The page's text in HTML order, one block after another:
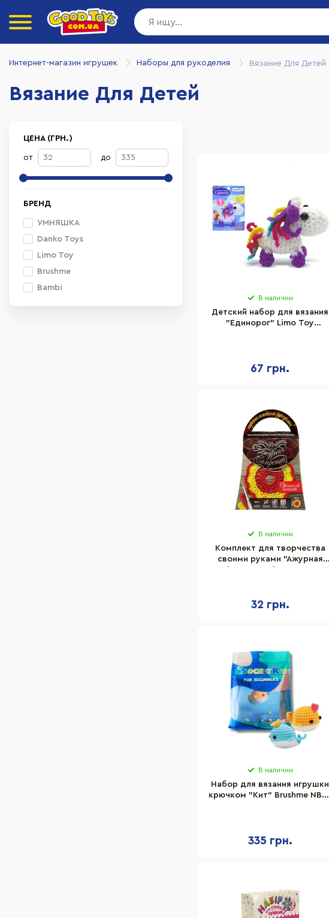
Интернет-магазин игрушек Наборы для рукоделия Вязание Для Детей
Вязание Для Детей
ЦЕНА (ГРН.)
от до
БРЕНД
УМНЯШКА
Danko Toys
Limo Toy
Brushme
Bambi
В наличии
Детский набор для вязания
"Единорог" Limo Toy
67 грн.
В наличии
Комплект для творчества
своими руками "Ажурная
32 грн.
В наличии
Набор для вязания игрушки
крючком "Кит" Brushme NBV9
335 грн.